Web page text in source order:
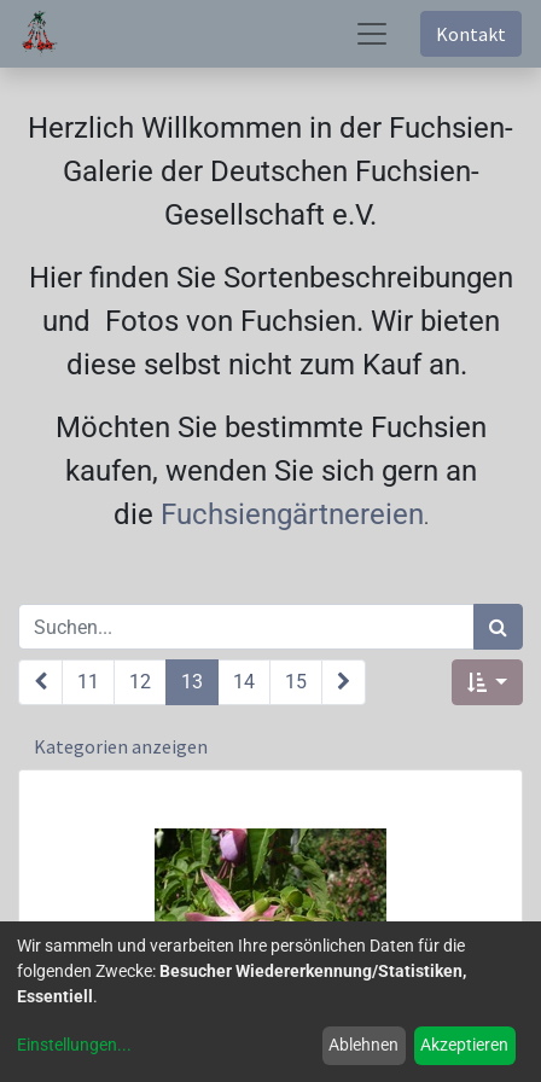
Kontakt
Herzlich Willkommen in der Fuchsien-
Galerie der Deutschen Fuchsien-
Gesellschaft e.V.
Hier finden Sie Sortenbeschreibungen
und Fotos von Fuchsien. Wir bieten
diese selbst nicht zum Kauf an.
Möchten Sie bestimmte Fuchsien
kaufen, wenden Sie sich gern an
die Fuchsiengärtnereien.
11 12 13 14 15
Kategorien anzeigen
Wir sammeln und verarbeiten Ihre persönlichen Daten für die
folgenden Zwecke: Besucher Wiedererkennung/Statistiken,
Essentiell .
Einstellungen... Ablehnen Akzeptieren